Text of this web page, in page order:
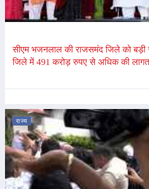
सीएम भजनलाल की राजसमंद जिले को बड़ी
जिले में 491 करोड़ रुपए से अधिक की लागत
राज्य